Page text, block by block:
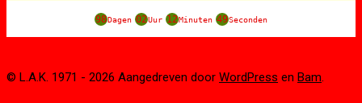
98Dagen 02Uur 12Minuten 49Seconden
© L.A.K. 1971 - 2026 Aangedreven door WordPress en Bam.